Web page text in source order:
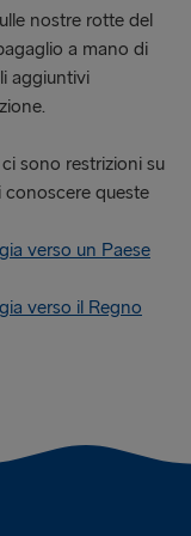
nostre rotte del
a mano di
aggiuntivi
sono restrizioni su
queste
verso un Paese
verso il Regno